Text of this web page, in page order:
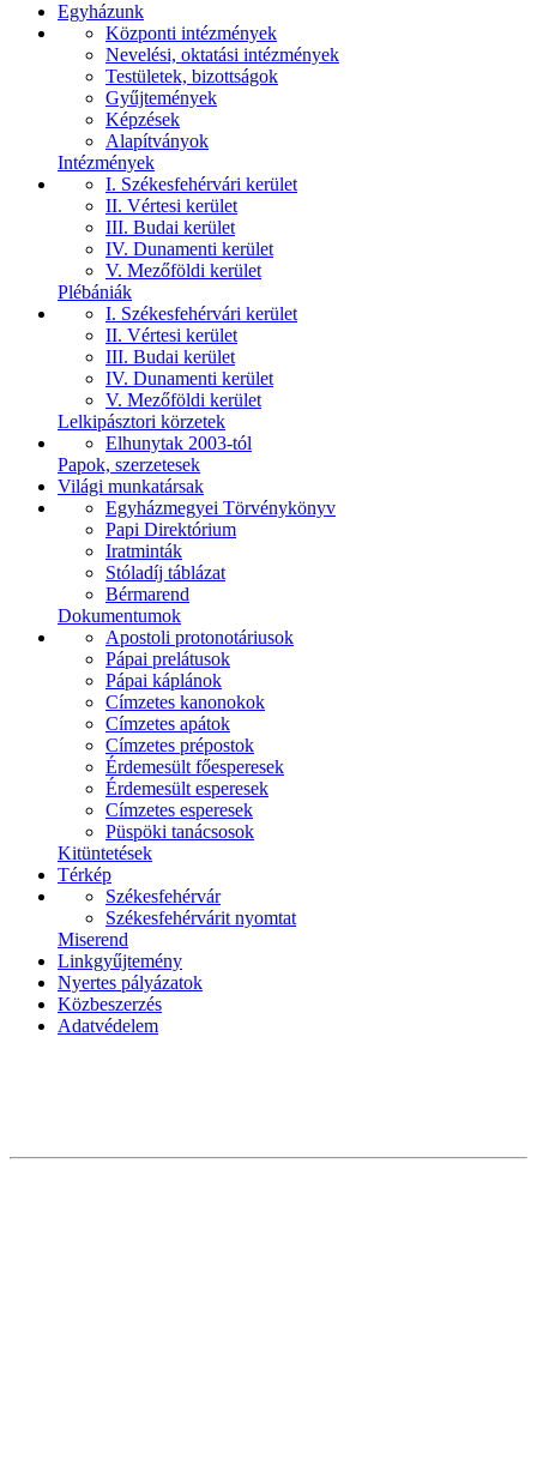
Egyházunk
Központi intézmények
Nevelési, oktatási intézmények
Testületek, bizottságok
Gyűjtemények
Képzések
Alapítványok
Intézmények
I. Székesfehérvári kerület
II. Vértesi kerület
III. Budai kerület
IV. Dunamenti kerület
V. Mezőföldi kerület
Plébániák
I. Székesfehérvári kerület
II. Vértesi kerület
III. Budai kerület
IV. Dunamenti kerület
V. Mezőföldi kerület
Lelkipásztori körzetek
Elhunytak 2003-tól
Papok, szerzetesek
Világi munkatársak
Egyházmegyei Törvénykönyv
Papi Direktórium
Iratminták
Stóladíj táblázat
Bérmarend
Dokumentumok
Apostoli protonotáriusok
Pápai prelátusok
Pápai káplánok
Címzetes kanonokok
Címzetes apátok
Címzetes prépostok
Érdemesült főesperesek
Érdemesült esperesek
Címzetes esperesek
Püspöki tanácsosok
Kitüntetések
Térkép
Székesfehérvár
Székesfehérvárit nyomtat
Miserend
Linkgyűjtemény
Nyertes pályázatok
Közbeszerzés
Adatvédelem